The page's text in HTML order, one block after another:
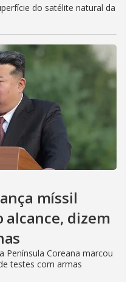
do satélite natural da
míssil
dizem
Península Coreana marcou
testes com armas